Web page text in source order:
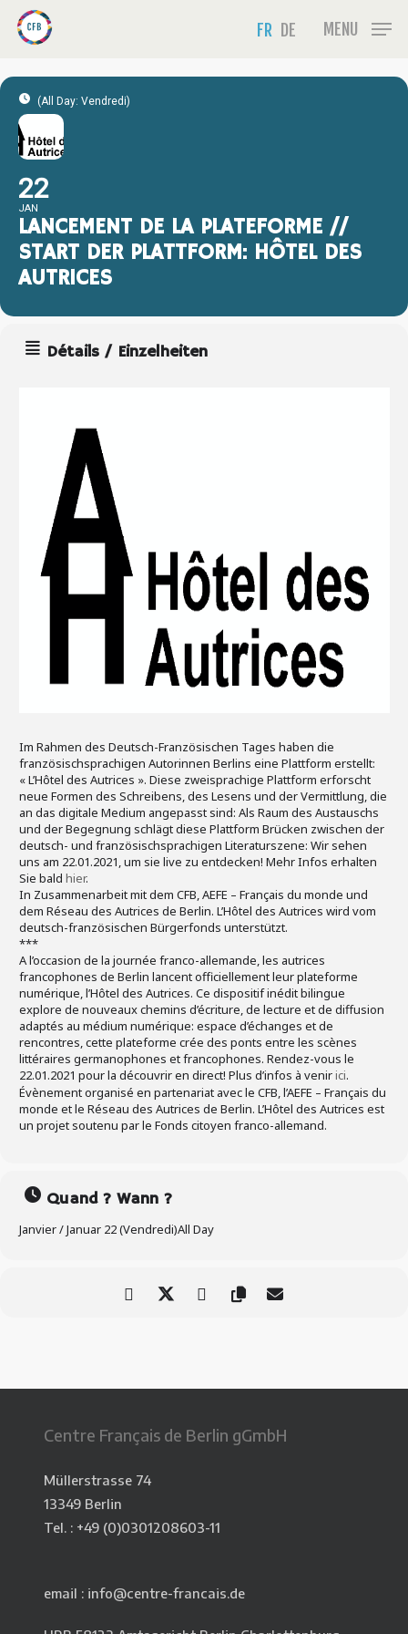
content
FR DE MENU
(All Day: Vendredi)
22
JAN
LANCEMENT DE LA PLATEFORME //
START DER PLATTFORM: HÔTEL DES
AUTRICES
Détails / Einzelheiten
Im Rahmen des Deutsch-Französischen Tages haben die
französischsprachigen Autorinnen Berlins eine Plattform erstellt:
« L’Hôtel des Autrices ». Diese zweisprachige Plattform erforscht
neue Formen des Schreibens, des Lesens und der Vermittlung, die
an das digitale Medium angepasst sind: Als Raum des Austauschs
und der Begegnung schlägt diese Plattform Brücken zwischen der
deutsch- und französischsprachigen Literaturszene: Wir sehen
uns am 22.01.2021, um sie live zu entdecken! Mehr Infos erhalten
Sie bald hier.
In Zusammenarbeit mit dem CFB, AEFE – Français du monde und
dem Réseau des Autrices de Berlin. L’Hôtel des Autrices wird vom
deutsch-französischen Bürgerfonds unterstützt.
***
A l’occasion de la journée franco-allemande, les autrices
francophones de Berlin lancent officiellement leur plateforme
numérique, l’Hôtel des Autrices. Ce dispositif inédit bilingue
explore de nouveaux chemins d’écriture, de lecture et de diffusion
adaptés au médium numérique: espace d’échanges et de
rencontres, cette plateforme crée des ponts entre les scènes
littéraires germanophones et francophones. Rendez-vous le
22.01.2021 pour la découvrir en direct! Plus d’infos à venirici.
Évènement organisé en partenariat avec le CFB, l’AEFE – Français du
monde et le Réseau des Autrices de Berlin. L’Hôtel des Autrices est
un projet soutenu par le Fonds citoyen franco-allemand.
Quand ? Wann ?
Janvier / Januar 22 (Vendredi)All Day
Centre Français de Berlin gGmbH
Müllerstrasse 74
13349 Berlin
Tel. : +49 (0)0301208603-11
email : info@centre-francais.de